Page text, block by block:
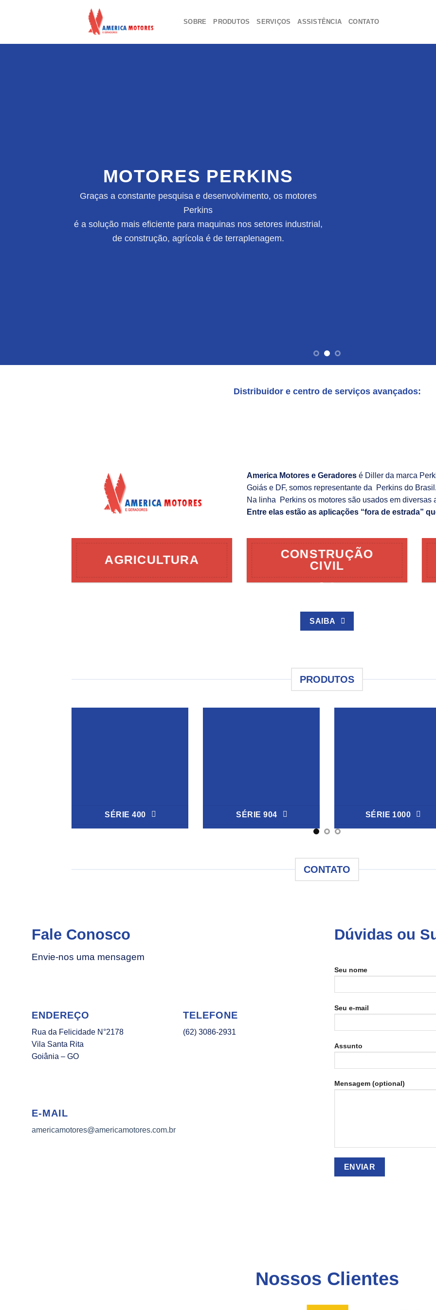
SOBRE PRODUTOS SERVIÇOS ASSISTÊNCIA CONTATO
MOTORES PERKINS
Graças a constante pesquisa e desenvolvimento, os motores
Perkins
é a solução mais eficiente para maquinas nos setores industrial,
de construção, agrícola é de terraplenagem.
Distribuidor e centro de serviços avançados:
America Motores e Geradores é Diller da marca
Goiás e DF, somos representante da Perkins do Brasil.
Na linha Perkins os motores são usados em diversas
Entre elas estão as aplicações “fora de estrada”
AGRICULTURA
CONSTRUÇÃO
CIVIL
SAIBA
PRODUTOS
SÉRIE 400 SÉRIE 904 SÉRIE 1000
CONTATO
Fale Conosco
Envie-nos uma mensagem
ENDEREÇO
Rua da Felicidade N°2178
Vila Santa Rita
Goiânia – GO
TELEFONE
(62) 3086-2931
E-MAIL
americamotores@americamotores.com.br
Dúvidas ou
Seu nome
Seu e-mail
Assunto
Mensagem (optional)
Nossos Clientes